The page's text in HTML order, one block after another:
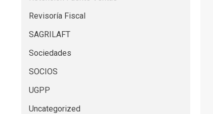
Revisoría Fiscal
SAGRILAFT
Sociedades
SOCIOS
UGPP
Uncategorized